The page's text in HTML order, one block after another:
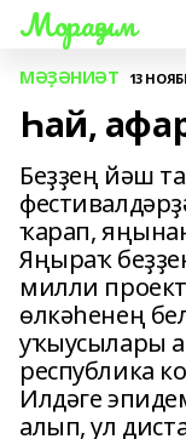
Мораҙым
МӘҘӘНИӘТ 13
Һай,
Беҙҙең йәш
ҡарап,
Яңыраҡ
милли
өлкәһенең
уҡыусылары
республика
Илдәге
алып, ул